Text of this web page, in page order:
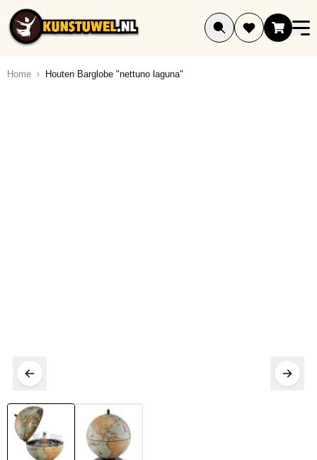
Ga naar de inhoud
Home Houten Barglobe "nettuno laguna"